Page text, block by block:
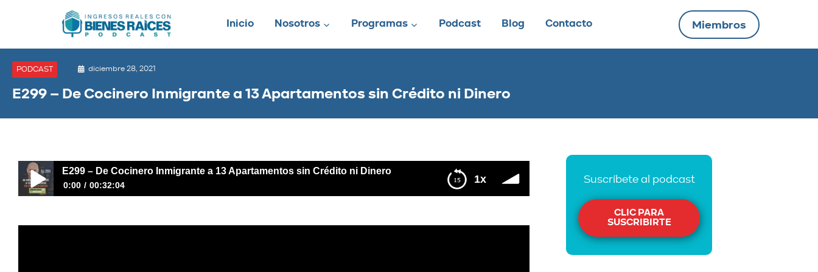
Inicio Nosotros Programas Podcast Blog Contacto Miembros
PODCAST diciembre 28, 2021
E299 – De Cocinero Inmigrante a 13 Apartamentos sin Crédito ni Dinero
1x
E299 – De Cocinero Inmigrante a 13 Apartamentos sin Crédito ni Dinero
0:00 00:32:04 Suscríbete al podcast
CLIC PARA
SUSCRIBIRTE